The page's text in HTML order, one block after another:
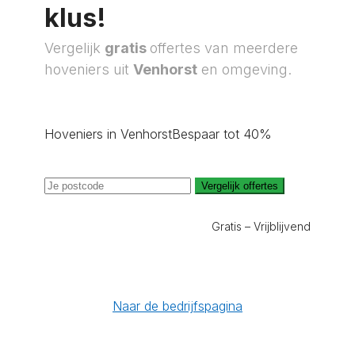
klus!
Vergelijk gratis offertes van meerdere
hoveniers uit Venhorst en omgeving.
Hoveniers in VenhorstBespaar tot 40%
Vergelijk offertes
Gratis – Vrijblijvend
Naar de bedrijfspagina